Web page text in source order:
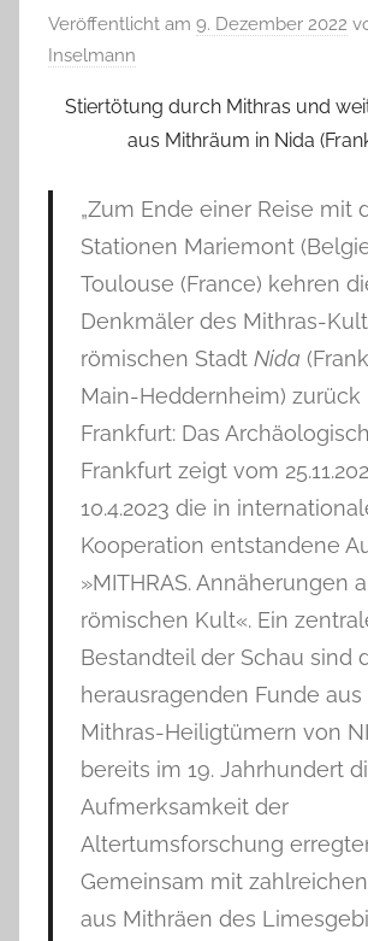
Veröffentlicht am 9. Dezember 2022
Inselmann
Stiertötung durch Mithras und
aus Mithräum in Nida
„Zum Ende einer Reise mit
Stationen Mariemont
Toulouse (France) kehren
Denkmäler des Mithras-
römischen Stadt Nida
Main-Heddernheim) zurück
Frankfurt: Das
Frankfurt zeigt vom
10.4.2023 die in
Kooperation entstandene
»MITHRAS. Annäherungen
römischen Kult«. Ein
Bestandteil der Schau sind
herausragenden Funde aus
Mithras-Heiligtümern von
bereits im 19. Jahrhundert
Aufmerksamkeit der
Altertumsforschung
Gemeinsam mit
aus Mithräen des